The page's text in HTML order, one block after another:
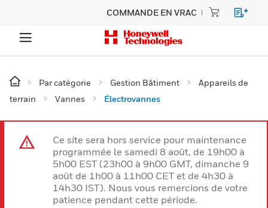
COMMANDE EN VRAC
Par catégorie Gestion Bâtiment
Appareils de
terrain
Vannes Électrovannes
Ce site sera hors service pour maintenance
programmée le samedi 8 août, de 19h00 à
5h00 EST (23h00 à 9h00 GMT, dimanche 9
août de 1h00 à 11h00 CET et de 4h30 à
14h30 IST). Nous vous remercions de votre
patience pendant cette période.